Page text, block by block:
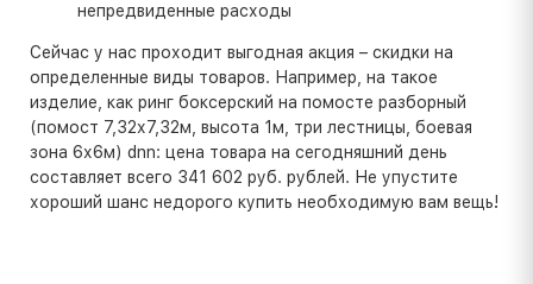
непредвиденные расходы
Сейчас у нас проходит выгодная акция – скидки на
определенные виды товаров. Например, на такое
изделие, как ринг боксерский на помосте разборный
(помост 7,32х7,32м, высота 1м, три лестницы, боевая
зона 6х6м) dnn: цена товара на сегодняшний день
составляет всего 341 602 руб. рублей. Не упустите
хороший шанс недорого купить необходимую вам вещь!